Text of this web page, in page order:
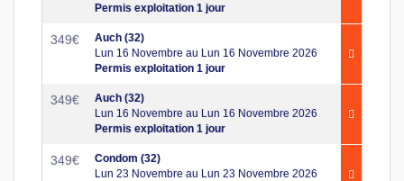
Permis exploitation 1 jour
349€
Auch (32)
Lun 16 Novembre au Lun 16 Novembre 2026
Permis exploitation 1 jour
349€
Auch (32)
Lun 16 Novembre au Lun 16 Novembre 2026
Permis exploitation 1 jour
349€
Condom (32)
Lun 23 Novembre au Lun 23 Novembre 2026